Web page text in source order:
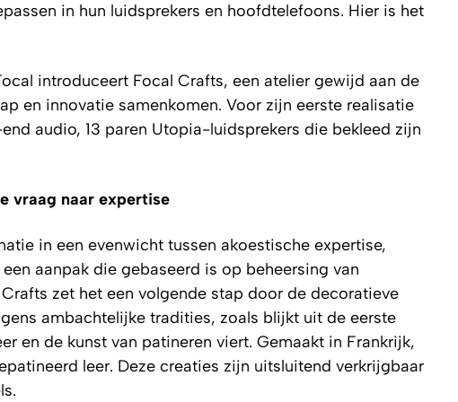
in hun luidsprekers en hoofdtelefoons. Hier is het
introduceert Focal Crafts, een atelier gewijd aan de
en innovatie samenkomen. Voor zijn eerste realisatie
audio, 13 paren Utopia-luidsprekers die bekleed zijn
vraag naar expertise
in een evenwicht tussen akoestische expertise,
aanpak die gebaseerd is op beheersing van
zet het een volgende stap door de decoratieve
ambachtelijke tradities, zoals blijkt uit de eerste
en de kunst van patineren viert. Gemaakt in Frankrijk,
leer. Deze creaties zijn uitsluitend verkrijgbaar